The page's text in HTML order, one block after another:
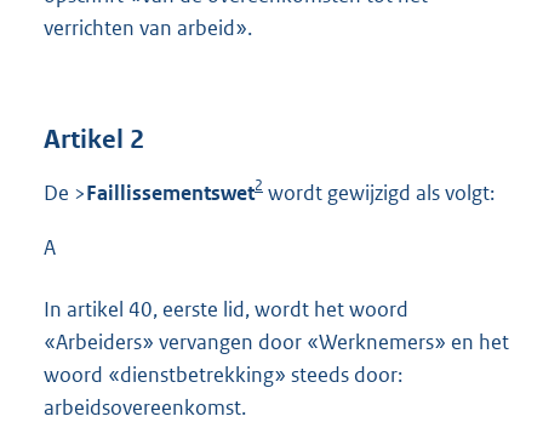
verrichten van arbeid».
Artikel 2
De >Faillissementswet2 wordt gewijzigd als volgt:
A
In artikel 40, eerste lid, wordt het woord
«Arbeiders» vervangen door «Werknemers» en het
woord «dienstbetrekking» steeds door:
arbeidsovereenkomst.